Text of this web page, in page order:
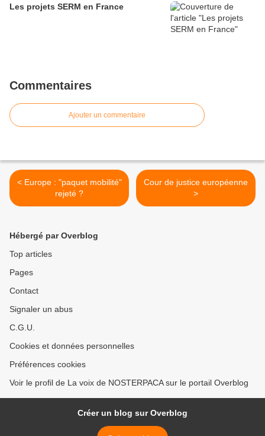
Les projets SERM en France
Commentaires
Ajouter un commentaire
< Europe : "paquet mobilité"
rejeté ?
Cour de justice européenne
>
Hébergé par Overblog
Top articles
Pages
Contact
Signaler un abus
C.G.U.
Cookies et données personnelles
Préférences cookies
Voir le profil de La voix de NOSTERPACA sur le portail Overblog
Créer un blog sur Overblog